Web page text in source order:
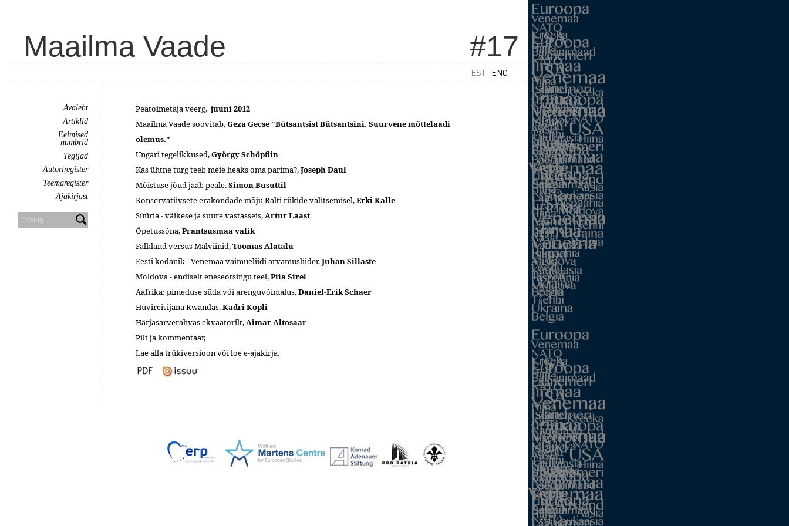
Maailma Vaade #17
EST ENG
Avaleht
Artiklid
Eelmised
numbrid
Tegijad
Autoriregister
Teemaregister
Ajakirjast
Peatoimetaja veerg, juuni 2012
Maailma Vaade soovitab,Geza Gecse "Bütsantsist Bütsantsini. Suurvene mõttelaadi
olemus."
Ungari tegelikkused,György Schöpflin
Kas ühtne turg teeb meie heaks oma parima?,Joseph Daul
Mõistuse jõud jääb peale,Simon Busuttil
Konservatiivsete erakondade mõju Balti riikide valitsemisel,Erki Kalle
Süüria - väikese ja suure vastasseis,Artur Laast
Õpetussõna,Prantsusmaa valik
Falkland versus Malviinid,Toomas Alatalu
Eesti kodanik - Venemaa vaimueliidi arvamusliider,Juhan Sillaste
Moldova - endiselt eneseotsingu teel,Piia Sirel
Aafrika: pimeduse süda või arenguvõimalus,Daniel-Erik Schaer
Huvireisijana Rwandas,Kadri Kopli
Härjasarverahvas ekvaatorilt,Aimar Altosaar
Pilt ja kommentaar,
Lae alla trükiversioon või loe e-ajakirja,